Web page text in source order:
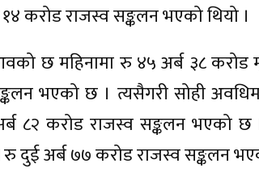
करोड राजस्व सङ्कलन भएको थियो ।
छ महिनामा रु ४५ अर्ब ३८
भएको छ । त्यसैगरी सोही
८२ करोड राजस्व सङ्कलन भएको छ
दुई अर्ब ७७ करोड राजस्व सङ्कलन